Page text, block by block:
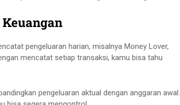
pengeluaran harian, misalnya Money Lover,
mencatat setiap transaksi, kamu bisa tahu
pengeluaran aktual dengan anggaran awal.